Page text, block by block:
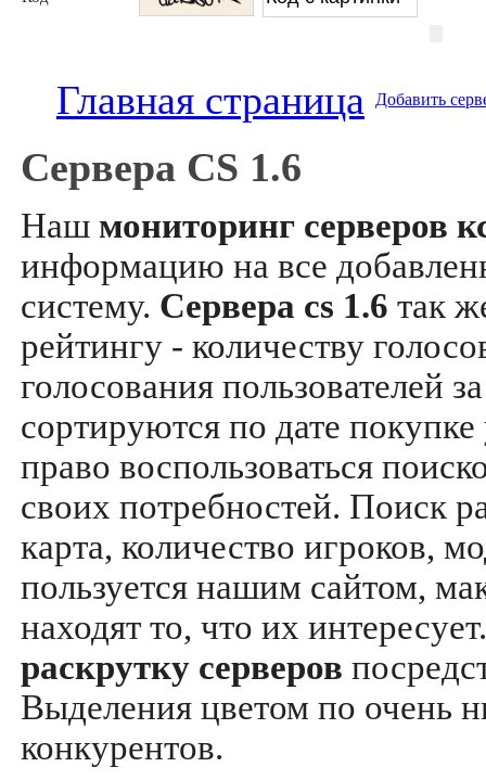
Главная страница Добавить
Сервера CS 1.6
Наш мониторинг серверов
информацию на все
систему. Сервера cs 1.6 так
рейтингу - количеству
голосования пользователей
сортируются по дате
право воспользоваться
своих потребностей. Поиск
карта, количество игроков,
пользуется нашим сайтом,
находят то, что их
раскрутку серверов
Выделения цветом по очень
конкурентов.